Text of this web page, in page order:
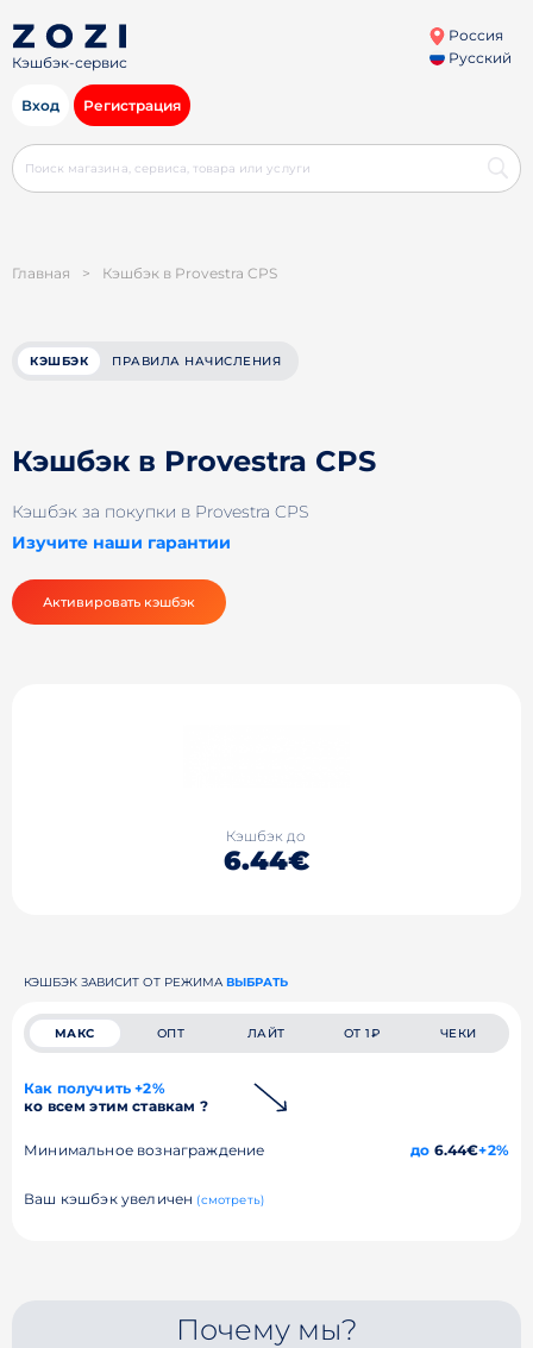
Кэшбэк-сервис
Россия
Русский
Вход Регистрация
Главная > Кэшбэк в Provestra CPS
КЭШБЭК ПРАВИЛА НАЧИСЛЕНИЯ
Кэшбэк в Provestra CPS
Кэшбэк за покупки в Provestra CPS
Изучите наши гарантии
Активировать кэшбэк
Кэшбэк до
6.44€
КЭШБЭК ЗАВИСИТ ОТ РЕЖИМА ВЫБРАТЬ
МАКС ОПТ ЛАЙТ ОТ 1₽ ЧЕКИ
Как получить +2%
ко всем этим ставкам ?
Минимальное вознаграждение до 6.44€+2%
Ваш кэшбэк увеличен (смотреть)
Почему мы?